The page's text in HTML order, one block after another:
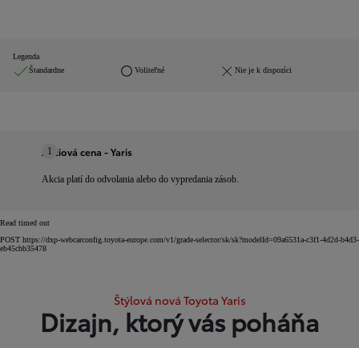
Legenda
Štandardne
Voliteľné Nie je k dispozíci
1
Akciová cena - Yaris
Akcia platí do odvolania alebo do vypredania zásob.
Read timed out
POST https://dxp-webcarconfig.toyota-europe.com/v1/grade-selector/sk/sk?modelId=09a6531a-c3f1-4d2d-b4d3-
eb45cbb35478
Štýlová nová Toyota Yaris
Dizajn, ktorý vás poháňa